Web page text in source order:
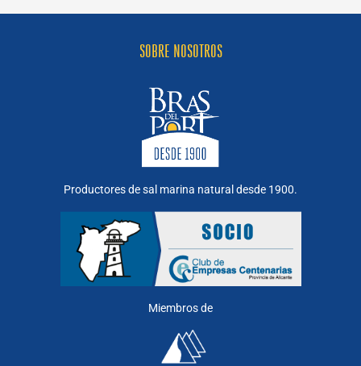
SOBRE NOSOTROS
Productores de sal marina natural desde 1900.
Miembros de